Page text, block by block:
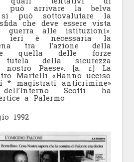
può arrivare la belva
può sottovalutare la
che deve essere vista
guerra alle istituzioni».
ieri è necessaria la
tra l’azione della
e quella delle forze
tutela della sicurezza
nostro Paese». [a. r.] La
Martelli «Hanno ucciso
* magistrati anticrimine»
Scotti ha
a Palermo
1992